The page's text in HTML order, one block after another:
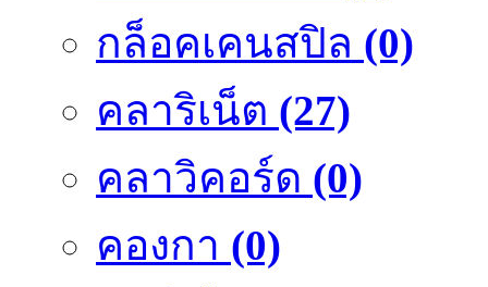
กล็อคเคนสปิล (0)
คลาริเน็ต (27)
คลาวิคอร์ด (0)
คองกา (0)